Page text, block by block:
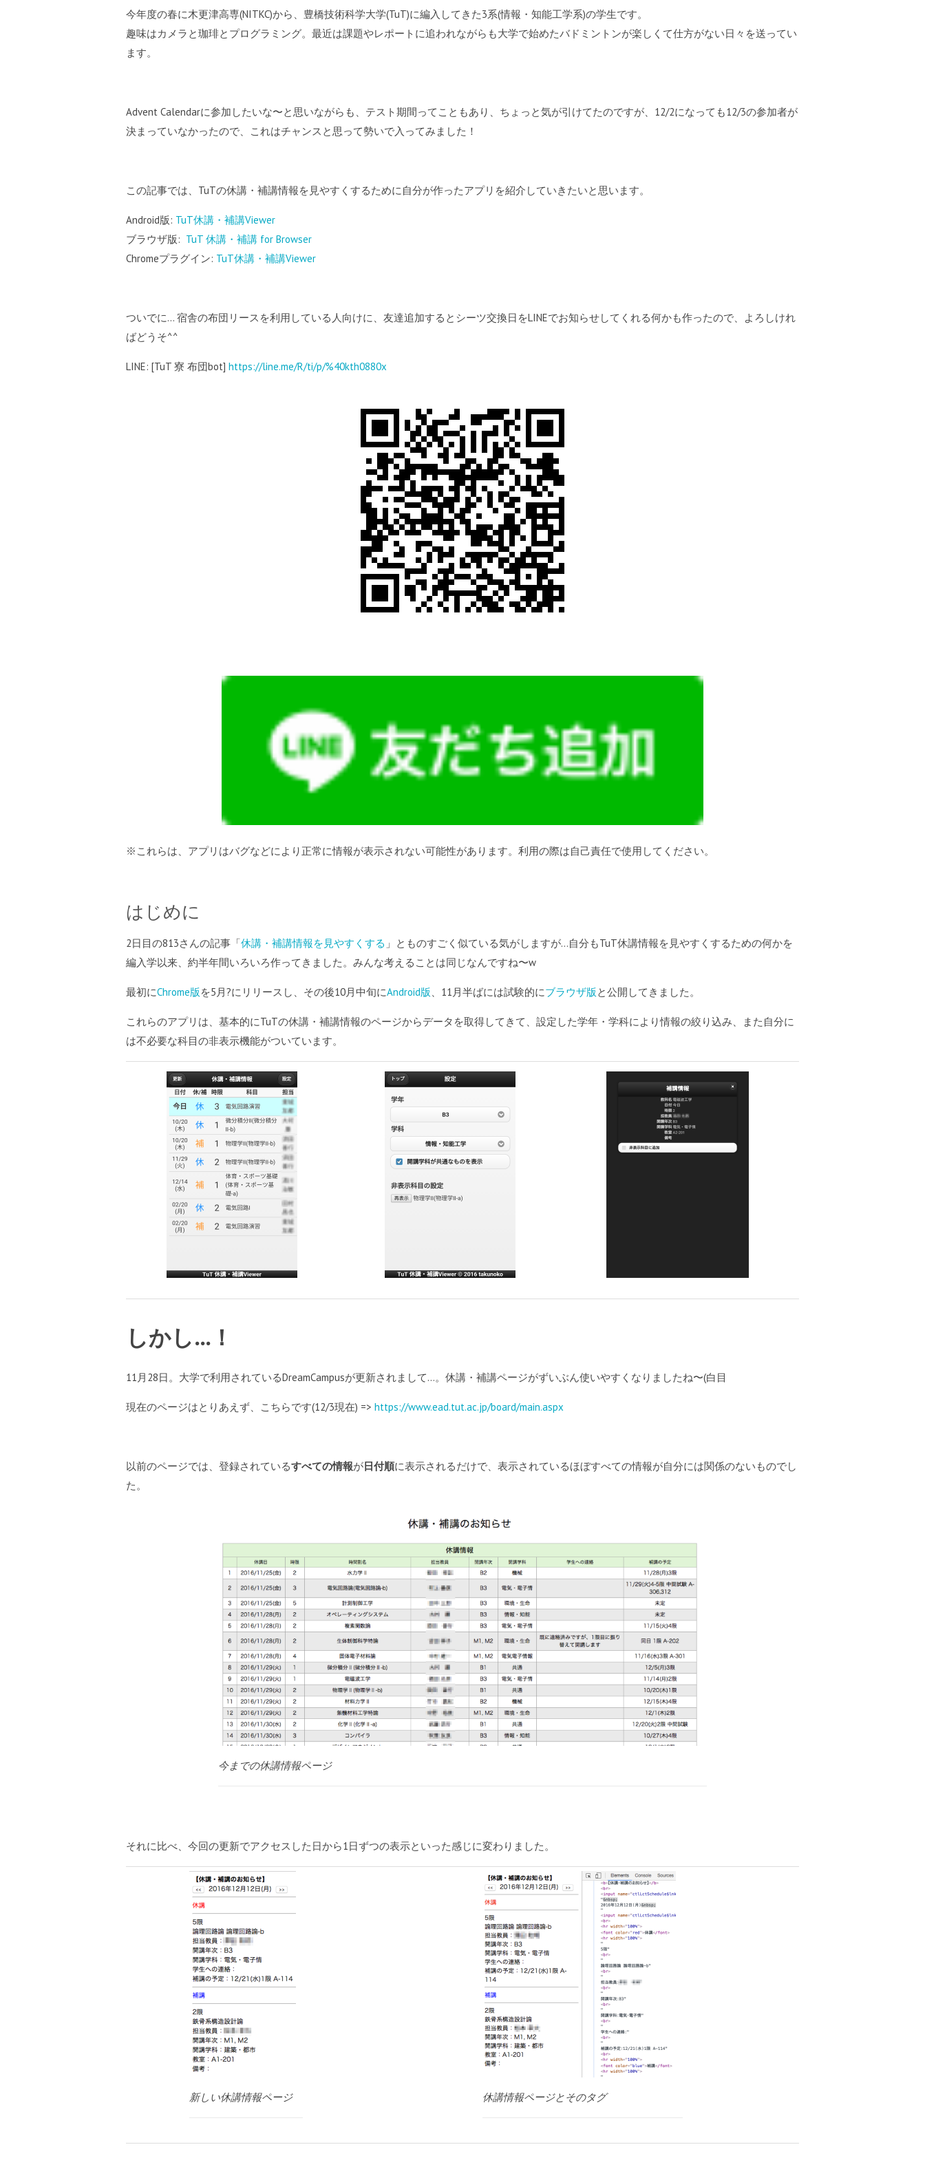
今年度の春に木更津高専(NITKC)から、豊橋技術科学大学(TuT)に編入してきた3系(情報・知能工学系)の学生です。
趣味はカメラと珈琲とプログラミング。最近は課題やレポートに追われながらも大学で始めたバドミントンが楽しくて仕方がない日々を送ってい
ます。
Advent Calendarに参加したいな〜と思いながらも、テスト期間ってこともあり、ちょっと気が引けてたのですが、12/2になっても12/3の参加者が
決まっていなかったので、これはチャンスと思って勢いで入ってみました！
この記事では、TuTの休講・補講情報を見やすくするために自分が作ったアプリを紹介していきたいと思います。
Android版: TuT休講・補講Viewer
ブラウザ版: TuT 休講・補講 for Browser
Chromeプラグイン: TuT休講・補講Viewer
ついでに… 宿舎の布団リースを利用している人向けに、友達追加するとシーツ交換日をLINEでお知らせしてくれる何かも作ったので、よろしけれ
ばどうそ^^
LINE: [TuT 寮 布団bot] https://line.me/R/ti/p/%40kth0880x
※これらは、アプリはバグなどにより正常に情報が表示されない可能性があります。利用の際は自己責任で使用してください。
はじめに
2日目の813さんの記事「休講・補講情報を見やすくする 」とものすごく似ている気がしますが…自分もTuT休講情報を見やすくするための何かを
編入学以来、約半年間いろいろ作ってきました。みんな考えることは同じなんですね〜w
最初にChrome版を5月?にリリースし、その後10月中旬にAndroid版、11月半ばには試験的にブラウザ版と公開してきました。
これらのアプリは、基本的にTuTの休講・補講情報のページからデータを取得してきて、設定した学年・学科により情報の絞り込み、また自分に
は不必要な科目の非表示機能がついています。
しかし…！
11月28日。大学で利用されているDreamCampusが更新されまして…。休講・補講ページがずいぶん使いやすくなりましたね〜(白目
現在のページはとりあえず、こちらです(12/3現在) => https://www.ead.tut.ac.jp/board/main.aspx
以前のページでは、登録されているすべての情報が日付順に表示されるだけで、表示されているほぼすべての情報が自分には関係のないものでし
た。
今までの休講情報ページ
それに比べ、今回の更新でアクセスした日から1日ずつの表示といった感じに変わりました。
新しい休講情報ページ 休講情報ページとそのタグ